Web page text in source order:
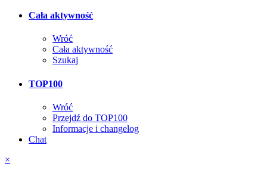
Cała aktywność
Wróć
Cała aktywność
Szukaj
TOP100
Wróć
Przejdź do TOP100
Informacje i changelog
Chat
×